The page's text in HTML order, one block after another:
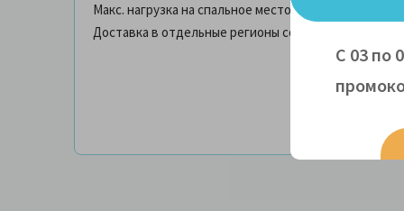
Макс. нагрузка на спальное место
Доставка в отдельные регионы со склада в Москве
С 03 по